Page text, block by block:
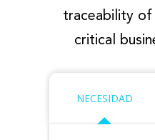
traceability of
critical
NECESIDAD